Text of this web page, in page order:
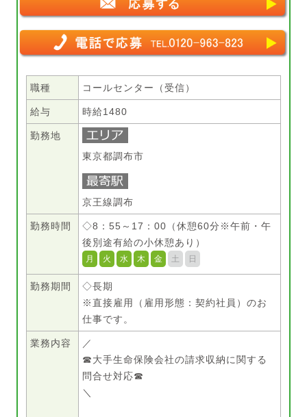
職種 コールセンター（受信）
給与 時給1480
勤務地
東京都調布市
京王線調布
勤務時間
◇8：55～17：00（休憩60分※午前・午
後別途有給の小休憩あり）
月 火 水 木 金 土 日
勤務期間
◇長期
※直接雇用（雇用形態：契約社員）のお
仕事です。
業務内容
／
☎大手生命保険会社の請求収納に関する
問合せ対応☎
＼